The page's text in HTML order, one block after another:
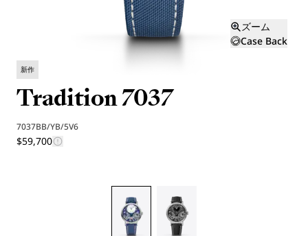
ズーム
Case Back
新作
Tradition 7037
7037BB/YB/5V6
$59,700